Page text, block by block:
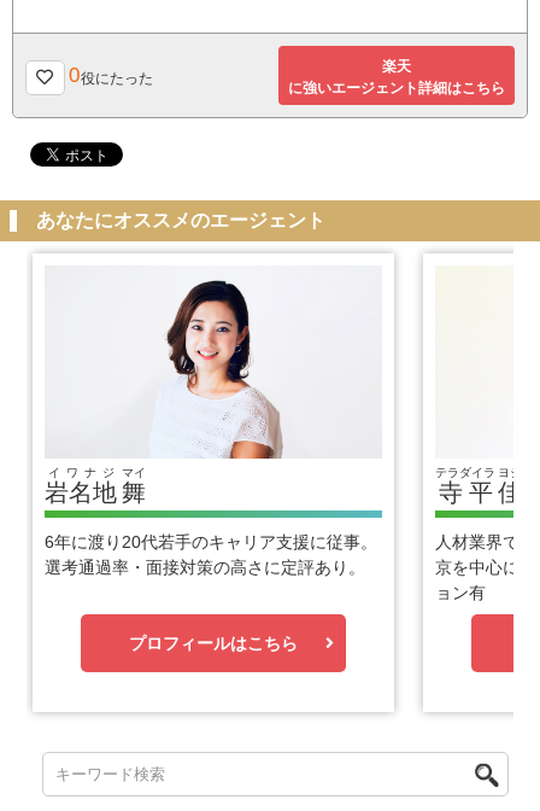
0役にたった
楽天
に強いエージェント詳細はこちら
あなたにオススメのエージェント
岩名地
イワナジ
舞
マイ
6年に渡り20代若手のキャリア支援に従事。
選考通過率・面接対策の高さに定評あり。
プロフィールはこちら
寺平
テラダイラ
佳
ヨシヒ
人材業界で
京を中心に
ョン有